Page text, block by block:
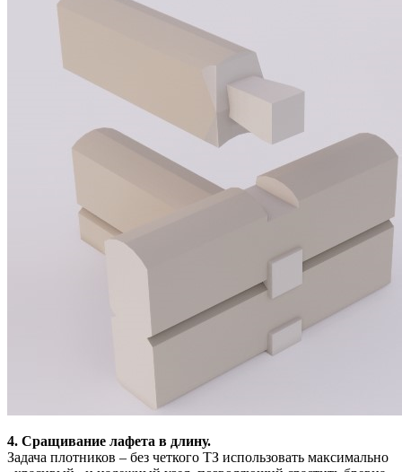
4. Сращивание лафета в длину.
Задача плотников – без четкого ТЗ использовать максимально